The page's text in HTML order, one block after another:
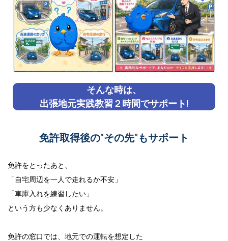
そんな時は、
出張地元実践教習２時間でサポート!
免許取得後の"その先"もサポート
免許をとったあと、
「自宅周辺を一人で走れるか不安」
「車庫入れを練習したい」
という方も少なくありません。
免許の窓口では、地元での運転を想定した